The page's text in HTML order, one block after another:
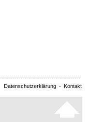
Datenschutzerklärung - Kontakt